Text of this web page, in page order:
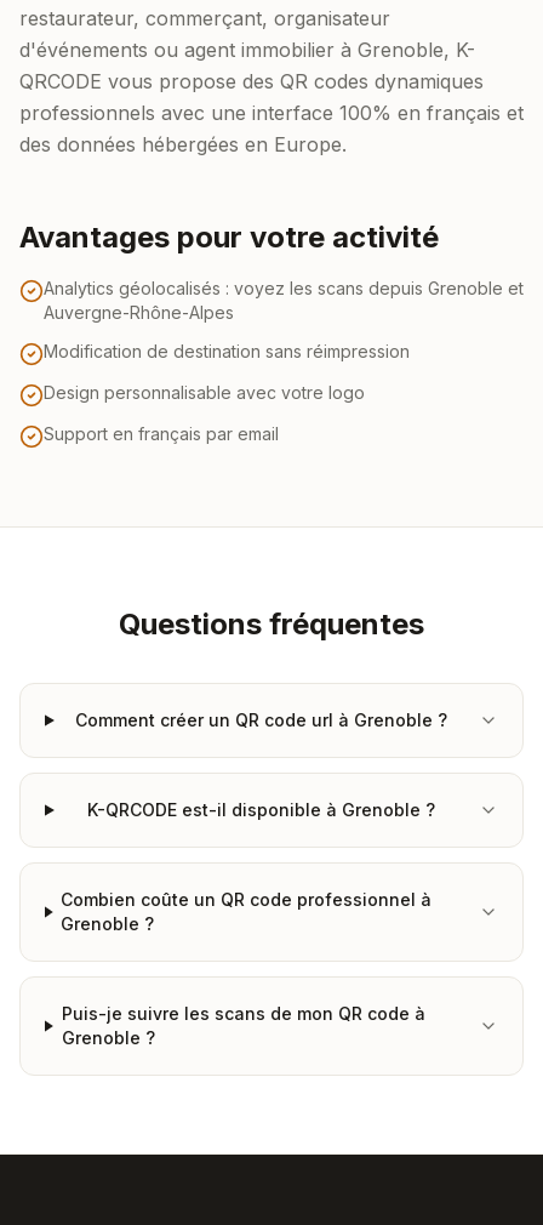
restaurateur, commerçant, organisateur
d'événements ou agent immobilier à Grenoble, K-
QRCODE vous propose des QR codes dynamiques
professionnels avec une interface 100% en français et
des données hébergées en Europe.
Avantages pour votre activité
Analytics géolocalisés : voyez les scans depuis Grenoble et
Auvergne-Rhône-Alpes
Modification de destination sans réimpression
Design personnalisable avec votre logo
Support en français par email
Questions fréquentes
Comment créer un QR code url à Grenoble ?
K-QRCODE est-il disponible à Grenoble ?
Combien coûte un QR code professionnel à
Grenoble ?
Puis-je suivre les scans de mon QR code à
Grenoble ?